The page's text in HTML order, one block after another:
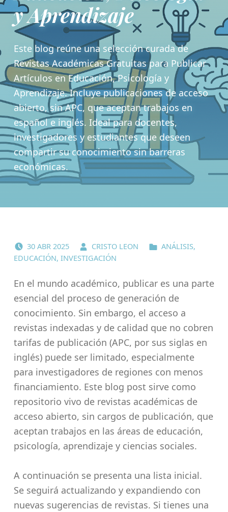
y Aprendizaje
Este blog reúne una selección curada de
Revistas Académicas Gratuitas para Publicar
Artículos en Educación, Psicología y
Aprendizaje. Incluye publicaciones de acceso
abierto, sin APC, que aceptan trabajos en
español e inglés. Ideal para docentes,
investigadores y estudiantes que deseen
compartir su conocimiento sin barreras
económicas.
30 ABR 2025 CRISTO LEON ANÁLISIS,
EDUCACIÓN, INVESTIGACIÓN
En el mundo académico, publicar es una parte
esencial del proceso de generación de
conocimiento. Sin embargo, el acceso a
revistas indexadas y de calidad que no cobren
tarifas de publicación (APC, por sus siglas en
inglés) puede ser limitado, especialmente
para investigadores de regiones con menos
financiamiento. Este blog post sirve como
repositorio vivo de revistas académicas de
acceso abierto, sin cargos de publicación, que
aceptan trabajos en las áreas de educación,
psicología, aprendizaje y ciencias sociales.
A continuación se presenta una lista inicial.
Se seguirá actualizando y expandiendo con
nuevas sugerencias de revistas. Si tienes una